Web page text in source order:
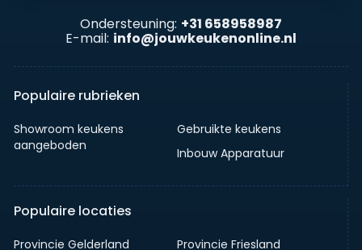
Ondersteuning: +31 658958987
E-mail: info@jouwkeukenonline.nl
Populaire rubrieken
Showroom keukens
aangeboden
Gebruikte keukens
Inbouw Apparatuur
Populaire locaties
Provincie Gelderland
Provincie Friesland